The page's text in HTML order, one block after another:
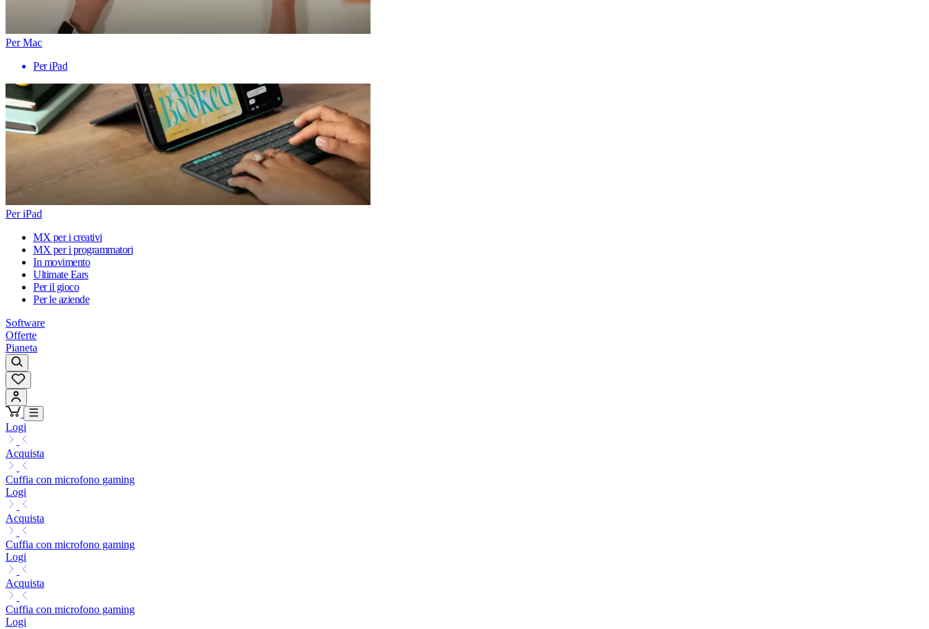
Per Mac
Per iPad
Per iPad
MX per i creativi
MX per i programmatori
In movimento
Ultimate Ears
Per il gioco
Per le aziende
Software
Offerte
Pianeta
Logi
Acquista
Cuffia con microfono gaming
Logi
Acquista
Cuffia con microfono gaming
Logi
Acquista
Cuffia con microfono gaming
Logi